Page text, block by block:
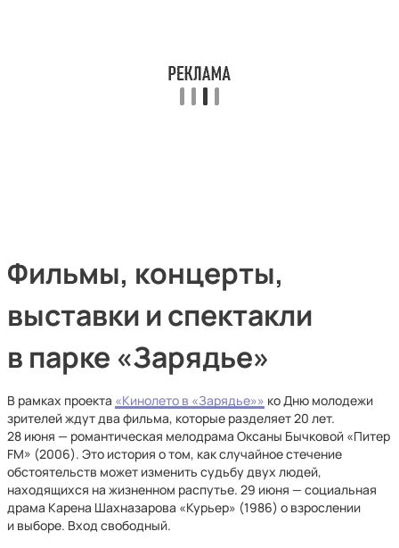
Фильмы, концерты,
выставки и спектакли
в парке «Зарядье»
В рамках проекта «Кинолето в «Зарядье»» ко Дню молодежи
зрителей ждут два фильма, которые разделяет 20 лет.
28 июня — романтическая мелодрама Оксаны Бычковой «Питер
FM» (2006). Это история о том, как случайное стечение
обстоятельств может изменить судьбу двух людей,
находящихся на жизненном распутье. 29 июня — социальная
драма Карена Шахназарова «Курьер» (1986) о взрослении
и выборе. Вход свободный.